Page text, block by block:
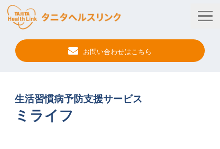
お問い合わせはこちら
法人・健保向けサービス
生活習慣病予防支援サービス
ミライフ